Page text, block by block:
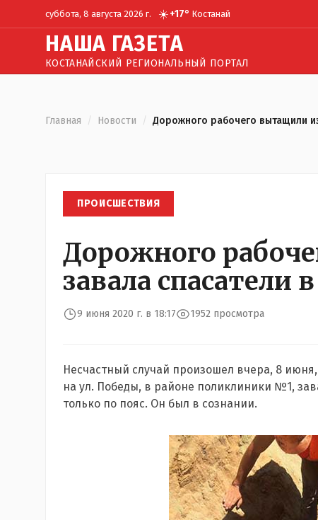
суббота, 8 августа 2026 г. ☀️+17° Костанай
НАША ГАЗЕТА
КОСТАНАЙСКИЙ РЕГИОНАЛЬНЫЙ ПОРТАЛ
Главная / Новости / Дорожного рабочего вытащили
ПРОИСШЕСТВИЯ
Дорожного
завала спасатели
9 июня 2020 г. в 18:17 1952 просмотра
Несчастный случай произошел вчера, 8
на ул. Победы, в районе поликлиники №1,
только по пояс. Он был в сознании.